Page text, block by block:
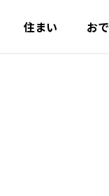
住まい お